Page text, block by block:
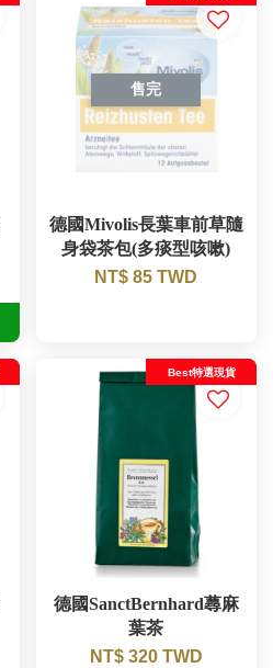
售完
德國Mivolis長葉車前草隨
身袋茶包(多痰型咳嗽)
NT$ 85 TWD
Best特選現貨
德國SanctBernhard蕁麻
葉茶
NT$ 320 TWD